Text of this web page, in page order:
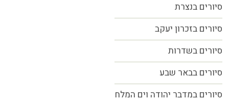
סיורים בנצרת
סיורים בזכרון יעקב
סיורים בשדרות
סיורים בבאר שבע
סיורים במדבר יהודה וים המלח